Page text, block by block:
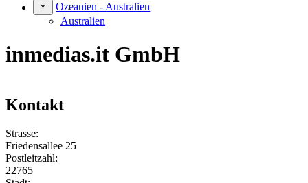
Ozeanien - Australien
Australien
inmedias.it GmbH
Kontakt
Strasse:
Friedensallee 25
Postleitzahl:
22765